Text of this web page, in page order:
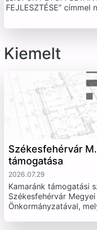
FEJLESZTÉSE”
Kiemelt
Székesfehérvár
támogatása
2026.07.29
Kamaránk támogatási
Székesfehérvár
Önkormányzatával,